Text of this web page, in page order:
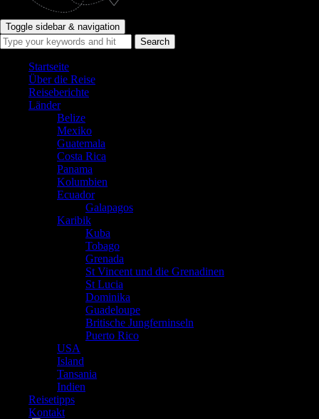
Toggle sidebar & navigation
Startseite
Über die Reise
Reiseberichte
Länder
Belize
Mexiko
Guatemala
Costa Rica
Panama
Kolumbien
Ecuador
Galapagos
Karibik
Kuba
Tobago
Grenada
St Vincent und die Grenadinen
St Lucia
Dominika
Guadeloupe
Britische Jungferninseln
Puerto Rico
USA
Island
Tansania
Indien
Reisetipps
Kontakt